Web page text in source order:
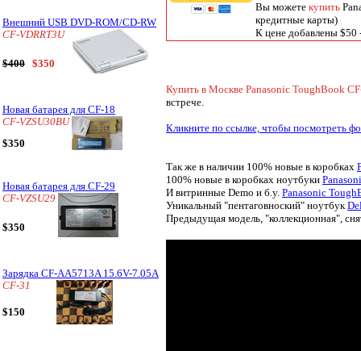
Внешний USB DVD-ROM/CD-RW
CF-VDRRT3U
$400 $350
Новая батарея для CF-18
CF-VZSU30BU
$350
Новая батарея для CF-29
CF-VZSU29
$350
Зарядка CF-AA5713A 15.6V-7.05A
CF-31
$150
Вы можете купить
кредитные карты)
К цене добавлены $50
Купить в Москве Panasonic ToughBook
встрече.
Кликните по ссылке, чтобы посмотреть
Так же в наличии 100% новые в коробках
100% новые в коробках ноутбуки
И витринные Demo и б.у. Panasonic
Уникальный "пентаговноский" ноутбук
Предыдущая модель, "коллекционная",